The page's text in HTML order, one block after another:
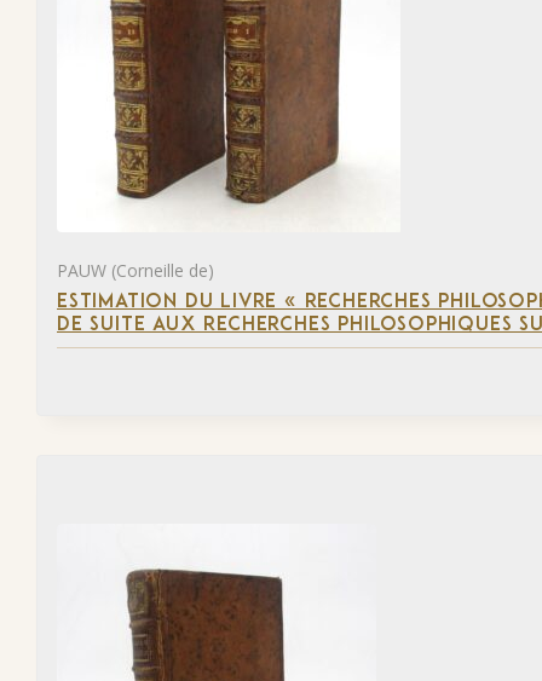
PAUW (Corneille de)
ESTIMATION DU LIVRE « RECHERCHES
DE SUITE AUX RECHERCHES PHILOSOPHIQUES